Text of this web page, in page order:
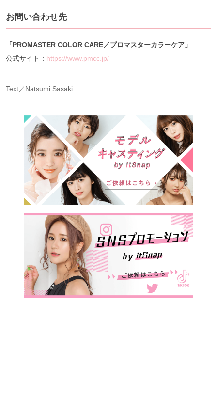
お問い合わせ先
「PROMASTER COLOR CARE／プロマスターカラーケア」
公式サイト： https://www.pmcc.jp/
Text／Natsumi Sasaki